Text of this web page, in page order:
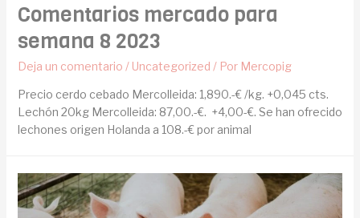
Comentarios mercado para
semana 8 2023
Deja un comentario / Uncategorized / Por Mercopig
Precio cerdo cebado Mercolleida: 1,890.-€ /kg. +0,045 cts.
Lechón 20kg Mercolleida: 87,00.-€. +4,00-€. Se han ofrecido
lechones origen Holanda a 108.-€ por animal